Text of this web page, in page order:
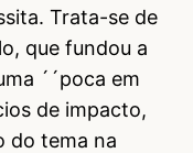
Trata-se de
que fundou a
´´poca em
de impacto,
do tema na